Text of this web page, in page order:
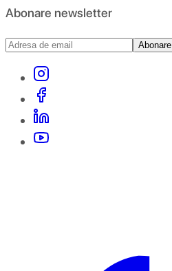
Abonare newsletter
Abonare